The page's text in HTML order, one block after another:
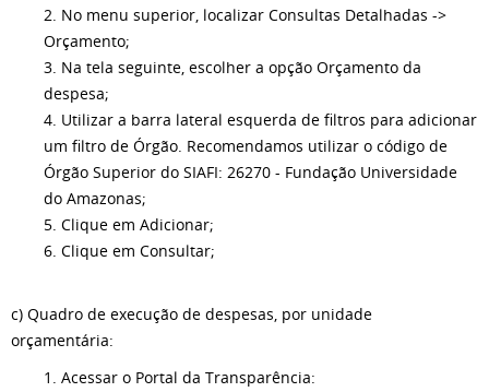
2. No menu superior, localizar Consultas Detalhadas ->
Orçamento;
3. Na tela seguinte, escolher a opção Orçamento da
despesa;
4. Utilizar a barra lateral esquerda de filtros para adicionar
um filtro de Órgão. Recomendamos utilizar o código de
Órgão Superior do SIAFI: 26270 - Fundação Universidade
do Amazonas;
5. Clique em Adicionar;
6. Clique em Consultar;
c) Quadro de execução de despesas, por unidade
orçamentária:
1. Acessar o Portal da Transparência: